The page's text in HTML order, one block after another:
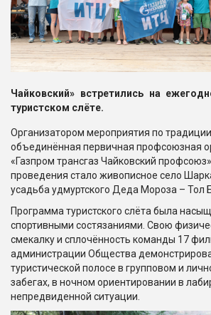
Чайковский» встретились на
туристском слёте.
Организатором мероприятия по
объединённая первичная профсоюзная
«Газпром трансгаз Чайковский
проведения стало живописное село
усадьба удмуртского Деда Мороза – Тол
Программа туристского слёта была
спортивными состязаниями. Свою
смекалку и сплочённость команды 17
администрации Общества
туристической полосе в групповом и
забегах, в ночном ориентировании в
непредвиденной ситуации.